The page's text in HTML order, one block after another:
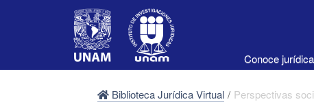
Conoce
Biblioteca Jurídica Virtual / Perspectivas